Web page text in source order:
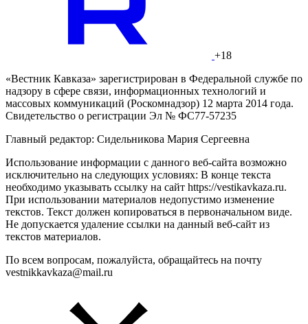
+18
«Вестник Кавказа» зарегистрирован в Федеральной службе по
надзору в сфере связи, информационных технологий и
массовых коммуникаций (Роскомнадзор) 12 марта 2014 года.
Свидетельство о регистрации Эл № ФС77-57235
Главный редактор: Сидельникова Мария Сергеевна
Использование информации с данного веб-сайта возможно
исключительно на следующих условиях: В конце текста
необходимо указывать ссылку на сайт https://vestikavkaza.ru.
При использовании материалов недопустимо изменение
текстов. Текст должен копироваться в первоначальном виде.
Не допускается удаление ссылки на данный веб-сайт из
текстов материалов.
По всем вопросам, пожалуйста, обращайтесь на почту
vestnikkavkaza@mail.ru